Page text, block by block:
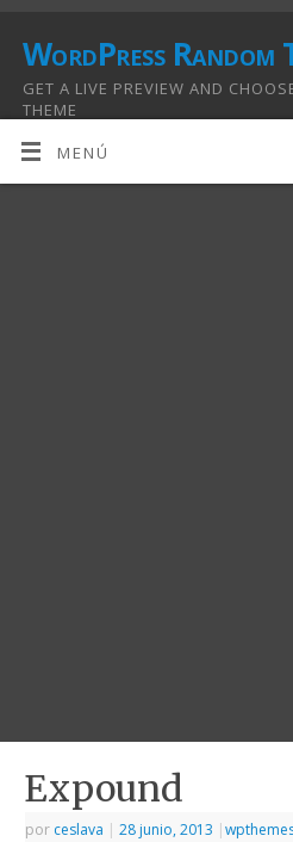
WordPress Random
GET A LIVE PREVIEW AND
THEME
MENÚ
Expound
por ceslava | 28 junio, 2013 |